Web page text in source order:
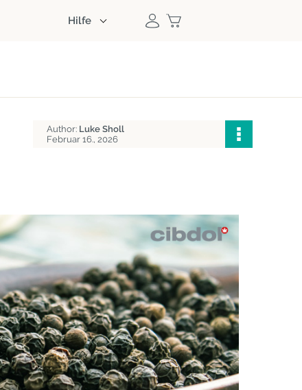
Hilfe
Author: Luke Sholl
Februar 16., 2026